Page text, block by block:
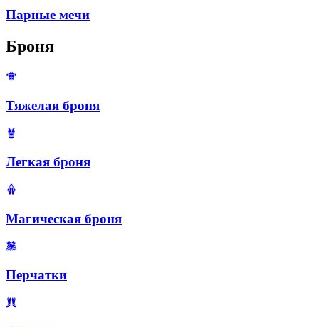
Парные мечи
Броня
Тяжелая броня
Легкая броня
Магическая броня
Перчатки